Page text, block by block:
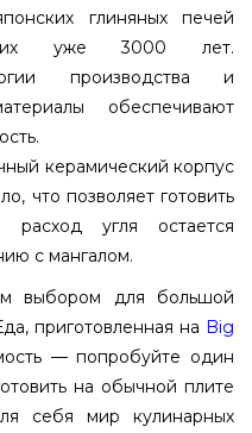
глиняных печей
уже 3000 лет.
производства и
обеспечивают
керамический корпус
что позволяет готовить
угля остается
с мангалом.
выбором для большой
приготовленная на Big
— попробуйте один
на обычной плите
себя мир кулинарных